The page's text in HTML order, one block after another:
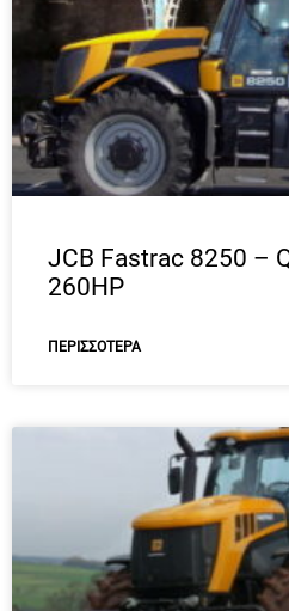
JCB Fastrac 8250 –
260HP
ΠΕΡΙΣΣΌΤΕΡΑ